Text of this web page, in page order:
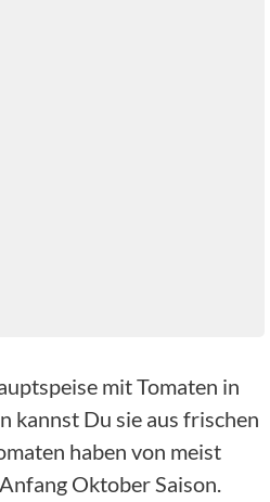
mit Tomaten in
kannst Du sie aus frischen
haben von meist
Oktober Saison.